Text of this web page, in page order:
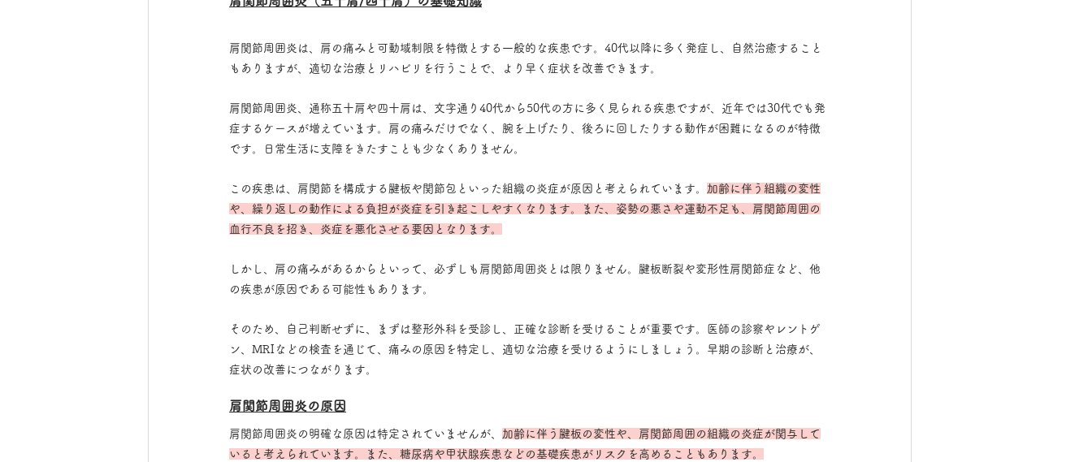
肩関節周囲炎は、肩の痛みと可動域制限を特徴とする一般的な疾患です。40代以降に多く発症し、自然治癒すること
もありますが、適切な治療とリハビリを行うことで、より早く症状を改善できます。
肩関節周囲炎、通称五十肩や四十肩は、文字通り40代から50代の方に多く見られる疾患ですが、近年では30代でも発
症するケースが増えています。肩の痛みだけでなく、腕を上げたり、後ろに回したりする動作が困難になるのが特徴
です。日常生活に支障をきたすことも少なくありません。
この疾患は、肩関節を構成する腱板や関節包といった組織の炎症が原因と考えられています。 加齢に伴う組織の変性
や、繰り返しの動作による負担が炎症を引き起こしやすくなります。また、姿勢の悪さや運動不足も、肩関節周囲の
血行不良を招き、炎症を悪化させる要因となります。
しかし、肩の痛みがあるからといって、必ずしも肩関節周囲炎とは限りません。腱板断裂や変形性肩関節症など、他
の疾患が原因である可能性もあります。
そのため、自己判断せずに、まずは整形外科を受診し、正確な診断を受けることが重要です。医師の診察やレントゲ
ン、MRIなどの検査を通じて、痛みの原因を特定し、適切な治療を受けるようにしましょう。早期の診断と治療が、
症状の改善につながります。
肩関節周囲炎の原因
肩関節周囲炎の明確な原因は特定されていませんが、 加齢に伴う腱板の変性や、肩関節周囲の組織の炎症が関与して
いると考えられています。また、糖尿病や甲状腺疾患などの基礎疾患がリスクを高めることもあります。